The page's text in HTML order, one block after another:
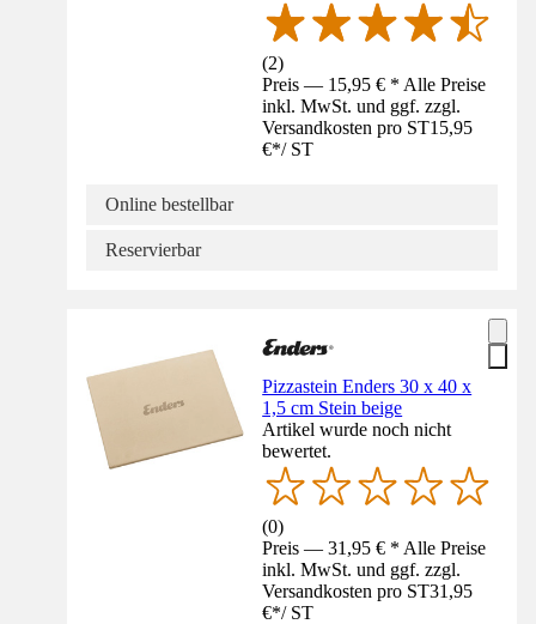
(2)
Preis — 15,95 € * Alle Preise
inkl. MwSt. und ggf. zzgl.
Versandkosten pro ST15,95
€*/ ST
Online bestellbar
Reservierbar
Pizzastein Enders 30 x 40 x
1,5 cm Stein beige
Artikel wurde noch nicht
bewertet.
(0)
Preis — 31,95 € * Alle Preise
inkl. MwSt. und ggf. zzgl.
Versandkosten pro ST31,95
€*/ ST